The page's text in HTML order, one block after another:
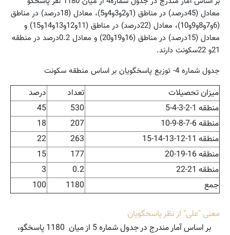
معادل (45درصد) در مناطق (1و2و3و4و5)، معادل (18درصد) در مناطق
(6و7و8و9و10)، معادل (22درصد) در مناطق (11و12و13و14و15) و
معادل (15درصد) در مناطق (16و19و20) و معادل 0.2درصد در منطقه
21و 22سکونت دارند.
جدول شماره 4- توزیع پاسخگویان بر اساس منطقه سکونت
میزان تحصیلات تعداد
درصد
منطقه 1-2-3-4-5
530
45
منطقه 6-7-8-9-10
207
18
منطقه 11-12-13-14-15
263
22
منطقه 16-19-20
177
15
منطقه 21-22
0.2
3
جمع
1180
100
معنی "علی" از نظر پاسخگویان
بر اساس آمار مندرج در جدول شماره 5 از میان 1180 پاسخگو،